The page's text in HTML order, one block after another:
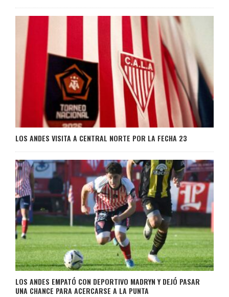
LOS ANDES VISITA A CENTRAL NORTE POR LA FECHA 23
LOS ANDES EMPATÓ CON DEPORTIVO MADRYN Y DEJÓ PASAR
UNA CHANCE PARA ACERCARSE A LA PUNTA